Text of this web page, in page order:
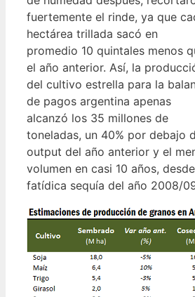
fuertemente el rinde, ya que
hectárea trillada sacó en
promedio 10 quintales menos
el año anterior. Así, la
del cultivo estrella para la
de pagos argentina apenas
alcanzó los 35 millones de
toneladas, un 40% por debajo
output del año anterior y el
volumen en casi 10 años,
fatídica sequía del año 2008/